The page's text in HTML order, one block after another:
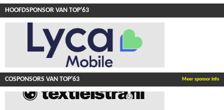
HOOFDSPONSOR VAN TOP'63
COSPONSORS VAN TOP'63 Meer sponsor info